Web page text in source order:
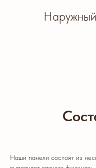
Наружный
Наши панели состоят из